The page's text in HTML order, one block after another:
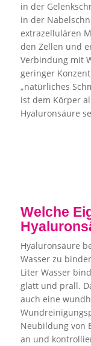
in der
in der
extrazellulären
den Zellen und
Verbindung mit
geringer
„natürliches
ist dem Körper
Hyaluronsäure
Welche
Hyaluronsäure
Wasser zu
Liter Wasser
glatt und prall.
auch eine
Neubildung von
an und